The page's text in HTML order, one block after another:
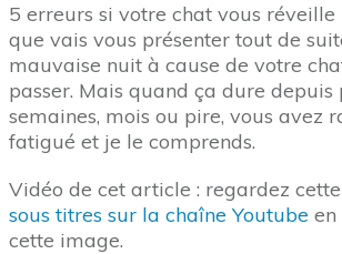
5 erreurs si votre chat vous réveille
que vais vous présenter tout de
mauvaise nuit à cause de votre
passer. Mais quand ça dure depuis
semaines, mois ou pire, vous avez
fatigué et je le comprends.
Vidéo de cet article : regardez
sous titres sur la chaîne Youtube
cette image.